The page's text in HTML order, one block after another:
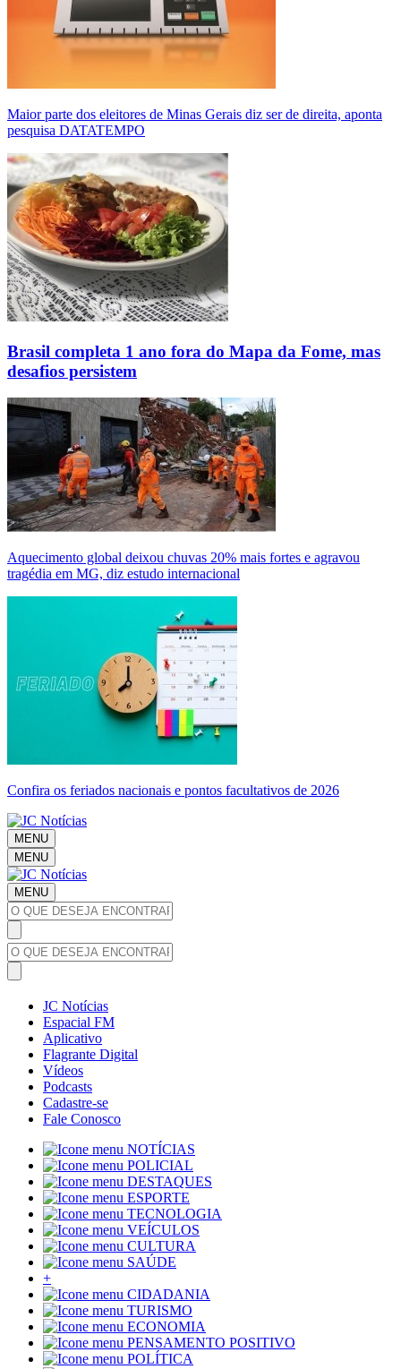
Maior parte dos eleitores de Minas Gerais diz ser de direita, aponta
pesquisa DATATEMPO
Brasil completa 1 ano fora do Mapa da Fome, mas
desafios persistem
Aquecimento global deixou chuvas 20% mais fortes e agravou
tragédia em MG, diz estudo internacional
Confira os feriados nacionais e pontos facultativos de 2026
MENU
MENU
MENU
JC Notícias
Espacial FM
Aplicativo
Flagrante Digital
Vídeos
Podcasts
Cadastre-se
Fale Conosco
NOTÍCIAS
POLICIAL
DESTAQUES
ESPORTE
TECNOLOGIA
VEÍCULOS
CULTURA
SAÚDE
+
CIDADANIA
TURISMO
ECONOMIA
PENSAMENTO POSITIVO
POLÍTICA